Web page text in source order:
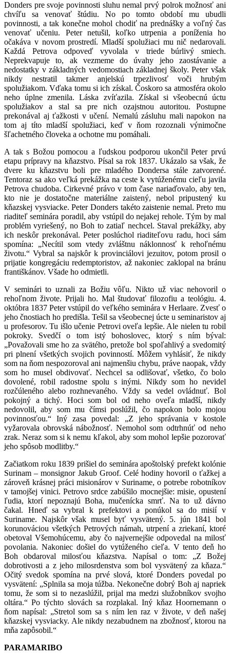
Donders pre svoje povinnosti sluhu nemal prvý polrok možnosť ani
chvíľu sa venovať štúdiu. No po tomto období mu ubudli
povinnosti, a tak konečne mohol chodiť na prednášky a voľný čas
venovať učeniu. Peter netušil, koľko utrpenia a poníženia ho
očakáva v novom prostredí. Mladší spolužiaci mu nič nedarovali.
Každá Petrova odpoveď vyvolala v triede búrlivý smiech.
Neprekvapuje to, ak vezmeme do úvahy jeho zaostávanie a
nedostatky v základných vedomostiach základnej školy. Peter však
nikdy nestratil takmer anjelskú trpezlivosť voči hrubým
spolužiakom. Vďaka tomu si ich získal. Čoskoro sa atmosféra okolo
neho úplne zmenila. Láska zvíťazila. Získal si všeobecnú úctu
spolužiakov a stal sa pre nich ozajstnou autoritou. Postupne
prekonával aj ťažkosti v učení. Nemalú zásluhu mali napokon na
tom aj títo mladší spolužiaci, keď v ňom rozoznali výnimočne
šľachetného človeka a ochotne mu pomáhali.
A tak s Božou pomocou a ľudskou podporou ukončil Peter prvú
etapu prípravy na kňazstvo. Písal sa rok 1837. Ukázalo sa však, že
dvere ku kňazstvu boli pre mladého Dondersa stále zatvorené.
Tentoraz sa ako veľká prekážka na ceste k vytúženému cieľu javila
Petrova chudoba. Cirkevné právo v tom čase nariaďovalo, aby ten,
kto nie je dostatočne materiálne zaistený, nebol pripustený ku
kňazskej vysviacke. Peter Donders takéto zaistenie nemal. Preto mu
riaditeľ seminára poradil, aby vstúpil do nejakej rehole. Tým by mal
problém vyriešený, no Boh to zatiaľ nechcel. Staval prekážky, aby
ich neskôr prekonával. Peter poslúchol riaditeľovu radu, hoci sám
spomína: „Necítil som vtedy zvláštnu náklonnosť k rehoľnému
životu.“ Vybral sa najskôr k provinciálovi jezuitov, potom prosil o
prijatie kongregáciu redemptoristov, až nakoniec zaklopal na bránu
františkánov. Všade ho odmietli.
V seminári to uznali za Božiu vôľu. Nikto už viac nehovoril o
rehoľnom živote. Prijali ho. Mal študovať filozofiu a teológiu. 4.
októbra 1837 Peter vstúpil do veľkého seminára v Herlaare. Zvesť o
jeho čnostiach ho predišla. Tešil sa všeobecnej úcte u seminaristov aj
u profesorov. Tu išlo učenie Petrovi oveľa lepšie. Ale nielen tu robil
pokroky. Svedčí o tom istý bohoslovec, ktorý s ním býval:
„Považovali sme ho za svätého, pretože bol spoľahlivý a svedomitý
pri plnení všetkých svojich povinností. Môžem vyhlásiť, že nikdy
som na ňom nespozoroval ani najmenšiu chybu, práve naopak, vždy
som ho musel obdivovať. Nechcel sa odlišovať, všetko, čo bolo
dovolené, robil radostne spolu s inými. Nikdy som ho nevidel
rozčúleného alebo rozhnevaného. Vždy sa vedel ovládnuť. Bol
pokojný a tichý. Hoci som bol od neho oveľa mladší, nikdy
nedovolil, aby som mu čímsi poslúžil, čo napokon bolo mojou
povinnosťou.“ Iný zasa povedal: „Z jeho správania v kostole
vyžarovala obrovská nábožnosť. Nemohol som odtrhnúť od neho
zrak. Neraz som si k nemu kľakol, aby som mohol lepšie pozorovať
jeho spôsob modlitby.“
Začiatkom roku 1839 prišiel do seminára apoštolský prefekt kolónie
Surinam – monsignor Jakub Groof. Celé hodiny hovoril o ťažkej a
zároveň krásnej práci misionárov v Suriname, o potrebe robotníkov
v tamojšej vinici. Petrovo srdce zabúšilo mocnejšie: misie, opustení
ľudia, ktorí nepoznajú Boha, mučenícka smrť. Na to už dávno
čakal. Hneď sa vybral k prefektovi a ponúkol sa do misií v
Suriname. Najskôr však musel byť vysvätený. 5. jún 1841 bol
korunováciou všetkých Petrových námah, utrpení a zriekaní, ktoré
obetoval Všemohúcemu, aby čo najvernejšie odpovedal na milosť
povolania. Nakoniec došiel do vytúženého cieľa. V tento deň ho
Boh obdaroval milosťou kňazstva. Napísal o tom: „Z Božej
dobrotivosti a z jeho milosrdenstva som bol vysvätený za kňaza.“
Očitý svedok spomína na prvé slová, ktoré Donders povedal po
vysvätení: „Splnila sa moja túžba. Nekonečne dobrý Boh aj napriek
tomu, že som si to nezaslúžil, prijal ma medzi služobníkov svojho
oltára.“ Po týchto slovách sa rozplakal. Iný kňaz Hoornemann o
ňom napísal: „Stretol som sa s ním len raz v živote, v deň našej
kňazskej vysviacky. Ale nikdy nezabudnem na zbožnosť, ktorou na
mňa zapôsobil.“
PARAMARIBO